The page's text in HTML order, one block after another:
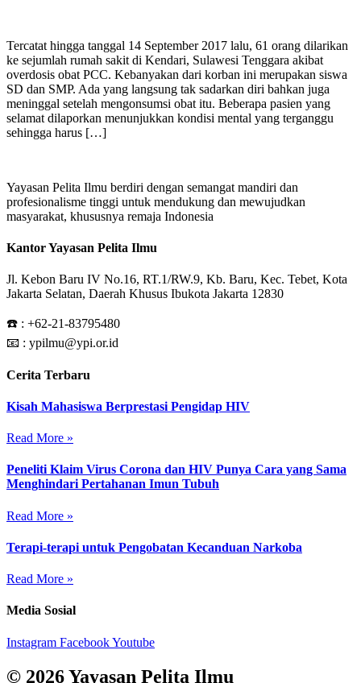
Tercatat hingga tanggal 14 September 2017 lalu, 61 orang dilarikan
ke sejumlah rumah sakit di Kendari, Sulawesi Tenggara akibat
overdosis obat PCC. Kebanyakan dari korban ini merupakan siswa
SD dan SMP. Ada yang langsung tak sadarkan diri bahkan juga
meninggal setelah mengonsumsi obat itu. Beberapa pasien yang
selamat dilaporkan menunjukkan kondisi mental yang terganggu
sehingga harus […]
Yayasan Pelita Ilmu berdiri dengan semangat mandiri dan
profesionalisme tinggi untuk mendukung dan mewujudkan
masyarakat, khususnya remaja Indonesia
Kantor Yayasan Pelita Ilmu
Jl. Kebon Baru IV No.16, RT.1/RW.9, Kb. Baru, Kec. Tebet, Kota
Jakarta Selatan, Daerah Khusus Ibukota Jakarta 12830
☎️ : +62-21-83795480
📧 : ypilmu@ypi.or.id
Cerita Terbaru
Kisah Mahasiswa Berprestasi Pengidap HIV
Read More »
Peneliti Klaim Virus Corona dan HIV Punya Cara yang Sama
Menghindari Pertahanan Imun Tubuh
Read More »
Terapi-terapi untuk Pengobatan Kecanduan Narkoba
Read More »
Media Sosial
Instagram FacebookYoutube
© 2026 Yayasan Pelita Ilmu